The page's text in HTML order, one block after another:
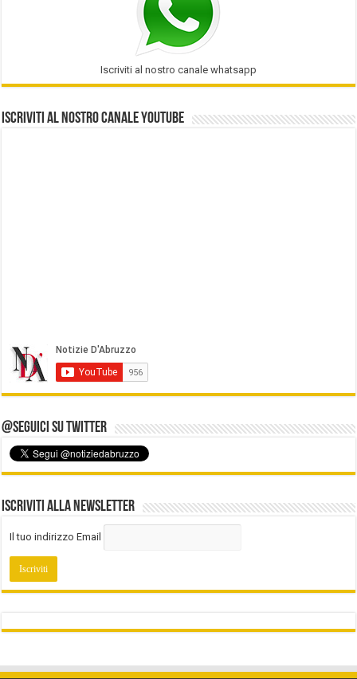
Iscriviti al nostro canale whatsapp
Iscriviti al nostro Canale Youtube
@Seguici su Twitter
Iscriviti alla Newsletter
Il tuo indirizzo Email